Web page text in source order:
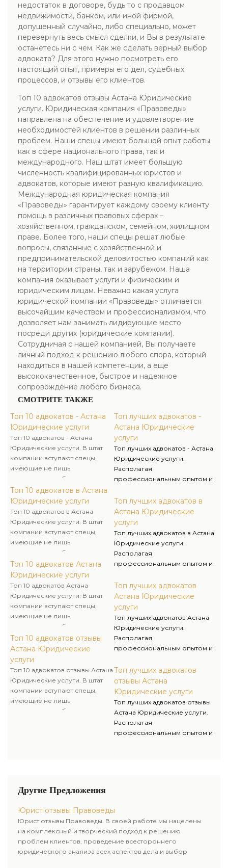
недостаток в договоре, будь то с продавцом
недвижимости, банком, или иной фирмой,
допущенный случайно, либо специально, может
перевернуть весь смысл сделки, и Вы в результате
останетесь ни с чем. Как же сделать верный выбор
адвоката? Для этого нужно посмотреть его
настоящий опыт, примеры его дел, судебных
процессов, и отзывы его клиентов.
Топ 10 адвокатов отзывы Астана Юридические
услуги. Юридическая компания «Правоведы»
направлена на обеспечение и удовлетворение
необходимостей клиентов в решении различных
проблем. Наши спецы имеют большой опыт работы
как в сфере национального права, так и
международного. Наш штат имеет большую
численность квалифицированных юристов и
адвокатов, которые имеют разную квалификацию.
Международная юридическая компания
«Правоведы» гарантирует каждому своему клиенту
помощь в различных правовых сферах –
хозяйственном, гражданском, семейном, жилищном
праве. Более того, наши спецы решат любые
вопросы, связанные с хозяйственной и
предпринимательской деловитостью компаний как
на территории страны, так и зарубежом. Наша
компания оказывает услуги и физическим и
юридическим лицам. Неважно какая услуга
юридической компании «Правоведы» отличается
высочайшим качеством и профессионализмом, что
дозволяет нам занимать лидирующие место
посреди других (юридические компании).
Сотрудничая с нашей компанией, Вы получаете
личный подход к решению любого спора, который
находиться в нашей компетенции, а еще
высококачественное, быстрое и надежное
сопровождение любого бизнеса.
СМОТРИТЕ ТАКЖЕ
Топ 10 адвокатов - Астана
Юридические услуги
Топ 10 адвокатов - Астана
Юридические услуги. В штат
компании вступают спецы,
имеющие не лишь
юридическое образование,
однако и опыт работы в
государственных органах, что
помогает нам решать
поставленные задачи очень
компетентно и комплексно.
Топ 10 адвокатов в Астана
Юридические услуги
Топ 10 адвокатов в Астана
Юридические услуги. В штат
компании вступают спецы,
имеющие не лишь
юридическое образование,
однако и опыт работы в
государственных органах, что
помогает нам решать
поставленные задачи очень
компетентно и комплексно.
Топ 10 адвокатов Астана
Юридические услуги
Топ 10 адвокатов Астана
Юридические услуги. В штат
компании вступают спецы,
имеющие не лишь
юридическое образование,
однако и опыт работы в
государственных органах, что
помогает нам решать
поставленные задачи очень
компетентно и комплексно.
Топ 10 адвокатов отзывы
Астана Юридические
услуги
Топ 10 адвокатов отзывы Астана
Юридические услуги. В штат
компании вступают спецы,
имеющие не лишь
юридическое образование,
Топ лучших адвокатов -
Астана Юридические
услуги
Топ лучших адвокатов - Астана
Юридические услуги.
Располагая
профессиональным опытом и
качественную юридическую
помощь и предлагаем услуги
адвоката и адвоката для
решения личных и бизнес-
вопросов.
Топ лучших адвокатов в
Астана Юридические
услуги
Топ лучших адвокатов в Астана
Юридические услуги.
Располагая
профессиональным опытом и
качественную юридическую
помощь и предлагаем услуги
адвоката и адвоката для
решения личных и бизнес-
вопросов.
Топ лучших адвокатов
Астана Юридические
услуги
Топ лучших адвокатов Астана
Юридические услуги.
Располагая
профессиональным опытом и
качественную юридическую
помощь и предлагаем услуги
адвоката и адвоката для
решения личных и бизнес-
вопросов.
Топ лучших адвокатов
отзывы Астана
Юридические услуги
Топ лучших адвокатов отзывы
Астана Юридические услуги.
Располагая
профессиональным опытом и
Другие Предложения
Юрист отзывы Правоведы
Юрист отзывы Правоведы. В своей работе мы нацелены
на комплексный и творческий подход к решению
проблем клиентов, проведение всестороннего
юридического анализа всех аспектов дела и выбор